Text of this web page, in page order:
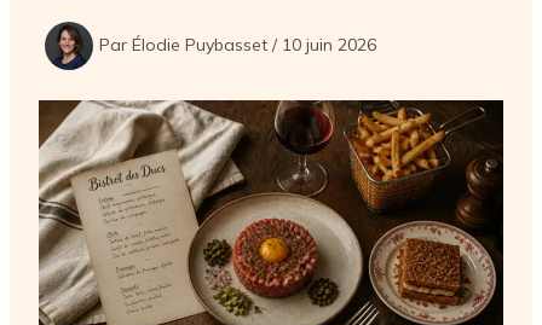
Par Élodie Puybasset / 10 juin 2026